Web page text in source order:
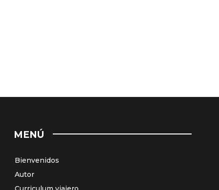
MENÚ
Bienvenidos
Autor